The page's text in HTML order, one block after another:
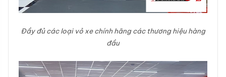
Đầy đủ các loại vỏ xe chính hãng các thương hiệu hàng
đầu